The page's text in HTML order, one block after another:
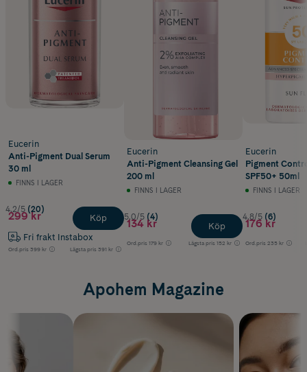
Eucerin
Anti-Pigment Dual Serum
30 ml
FINNS I LAGER
4.2/5 (20)
299 kr
Fri frakt Instabox
Ord.pris 399 kr Lägsta pris 391 kr
Köp
Eucerin
Anti-Pigment Cleansing Gel
200 ml
FINNS I LAGER
5.0/5 (4)
134 kr
Ord.pris 179 kr Lägsta pris 152 kr
Köp
Eucerin
Pigment
SPF50+ 50ml
FINNS I LAGER
4.8/5 (6)
176 kr
Ord.pris 235 kr
Apohem Magazine